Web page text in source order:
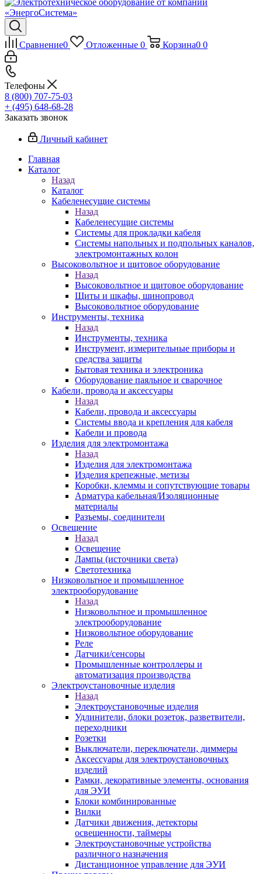
Сравнение0 Отложенные 0 Корзина0 0
Телефоны
8 (800) 707-75-03
+ (495) 648-68-28
Заказать звонок
Личный кабинет
Главная
Каталог
Назад
Каталог
Кабеленесущие системы
Назад
Кабеленесущие системы
Системы для прокладки кабеля
Системы напольных и подпольных каналов,
электромонтажных колон
Высоковольтное и щитовое оборудование
Назад
Высоковольтное и щитовое оборудование
Щиты и шкафы, шинопровод
Высоковольтное оборудование
Инструменты, техника
Назад
Инструменты, техника
Инструмент, измерительные приборы и
средства защиты
Бытовая техника и электроника
Оборудование паяльное и сварочное
Кабели, провода и аксессуары
Назад
Кабели, провода и аксессуары
Системы ввода и крепления для кабеля
Кабели и провода
Изделия для электромонтажа
Назад
Изделия для электромонтажа
Изделия крепежные, метизы
Коробки, клеммы и сопутствующие товары
Арматура кабельная/Изоляционные
материалы
Разъемы, соединители
Освещение
Назад
Освещение
Лампы (источники света)
Светотехника
Низковольтное и промышленное
электрооборудование
Назад
Низковольтное и промышленное
электрооборудование
Низковольтное оборудование
Реле
Датчики/сенсоры
Промышленные контроллеры и
автоматизация производства
Электроустановочные изделия
Назад
Электроустановочные изделия
Удлинители, блоки розеток, разветвители,
переходники
Розетки
Выключатели, переключатели, диммеры
Аксессуары для электроустановочных
изделий
Рамки, декоративные элементы, основания
для ЭУИ
Блоки комбинированные
Вилки
Датчики движения, детекторы
освещенности, таймеры
Электроустановочные устройства
различного назначения
Дистанционное управление для ЭУИ